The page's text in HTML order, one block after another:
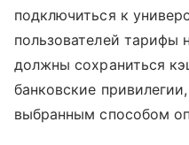
подключиться к
пользователей тарифы
должны сохраниться
банковские
выбранным способом